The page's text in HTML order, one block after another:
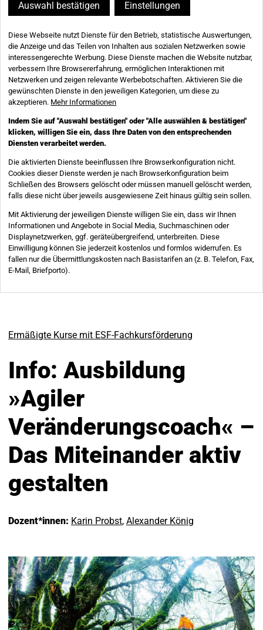
Ermäßigte Kurse mit ESF-Fachkursförderung
Info: Ausbildung
»Agiler
Veränderungscoach« –
Das Miteinander aktiv
gestalten
Dozent*innen: Karin Probst, Alexander König